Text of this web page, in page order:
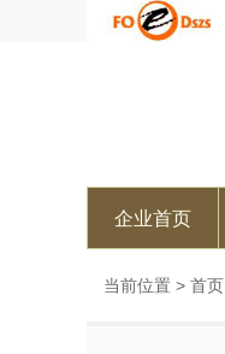
企业首页
当前位置 > 首页